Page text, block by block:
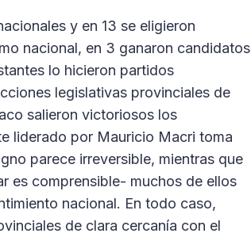
y en 13 se eligieron
nacional, en 3 ganaron candidatos
lo hicieron partidos
legislativas provinciales de
salieron victoriosos los
liderado por Mauricio Macri toma
parece irreversible, mientras que
es comprensible- muchos de ellos
nacional. En todo caso,
de clara cercanía con el